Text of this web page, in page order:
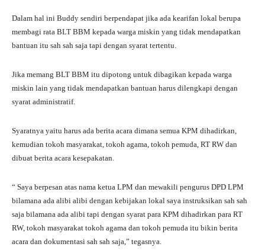
Dalam hal ini Buddy sendiri berpendapat jika ada kearifan lokal berupa
membagi rata BLT BBM kepada warga miskin yang tidak mendapatkan
bantuan itu sah sah saja tapi dengan syarat tertentu.
Jika memang BLT BBM itu dipotong untuk dibagikan kepada warga
miskin lain yang tidak mendapatkan bantuan harus dilengkapi dengan
syarat administratif.
Syaratnya yaitu harus ada berita acara dimana semua KPM dihadirkan,
kemudian tokoh masyarakat, tokoh agama, tokoh pemuda, RT RW dan
dibuat berita acara kesepakatan.
“ Saya berpesan atas nama ketua LPM dan mewakili pengurus DPD LPM
bilamana ada alibi alibi dengan kebijakan lokal saya instruksikan sah sah
saja bilamana ada alibi tapi dengan syarat para KPM dihadirkan para RT
RW, tokoh masyarakat tokoh agama dan tokoh pemuda itu bikin berita
acara dan dokumentasi sah sah saja,” tegasnya.